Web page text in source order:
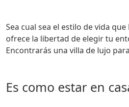
Sea cual sea el estilo de vida que busques, Marbella te
ofrece la libertad de elegir tu
Encontrarás una villa de lujo
Es como estar en